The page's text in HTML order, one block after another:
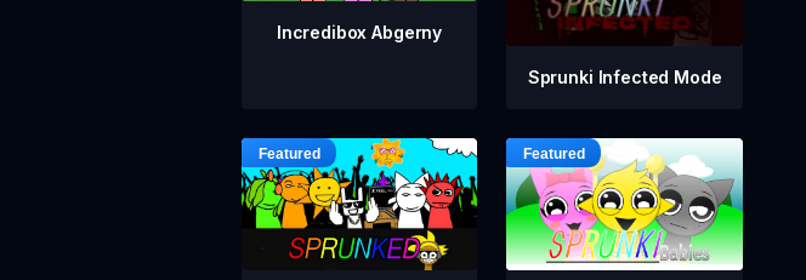
Incredibox Abgerny
Sprunki Infected Mode